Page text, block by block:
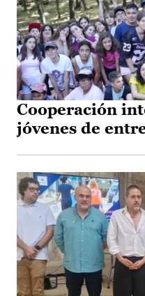
Cooperación
jóvenes de